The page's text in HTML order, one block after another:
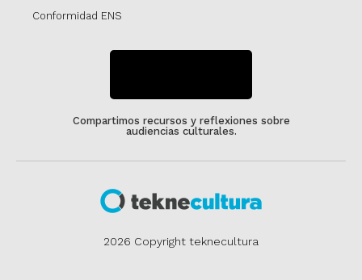
Conformidad ENS
Compartimos recursos y reflexiones sobre
audiencias culturales.
2026 Copyright teknecultura